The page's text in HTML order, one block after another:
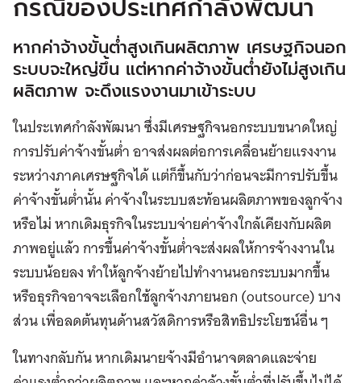
กรณีของประเทศกำลังพัฒนา
หากค่าจ้างขั้นต่ำสูงเกินผลิตภาพ เศรษฐกิจนอก
ระบบจะใหญ่ขึ้น แต่หากค่าจ้างขั้นต่ำยังไม่สูงเกิน
ผลิตภาพ จะดึงแรงงานมาเข้าระบบ
ในประเทศกำลังพัฒนา ซึ่งมีเศรษฐกิจนอกระบบขนาดใหญ่
การปรับค่าจ้างขั้นต่ำ อาจส่งผลต่อการเคลื่อนย้ายแรงงาน
ระหว่างภาคเศรษฐกิจได้ แต่ก็ขึ้นกับว่าก่อนจะมีการปรับขึ้น
ค่าจ้างขั้นต่ำนั้น ค่าจ้างในระบบสะท้อนผลิตภาพของลูกจ้าง
หรือไม่ หากเดิมธุรกิจในระบบจ่ายค่าจ้างใกล้เคียงกับผลิต
ภาพอยู่แล้ว การขึ้นค่าจ้างขั้นต่ำจะส่งผลให้การจ้างงานใน
ระบบน้อยลง ทำให้ลูกจ้างย้ายไปทำงานนอกระบบมากขึ้น
หรือธุรกิจอาจจะเลือกใช้ลูกจ้างภายนอก (outsource) บาง
ส่วน เพื่อลดต้นทุนด้านสวัสดิการหรือสิทธิประโยชน์อื่น ๆ
ในทางกลับกัน หากเดิมนายจ้างมีอำนาจตลาดและจ่าย